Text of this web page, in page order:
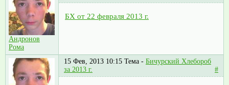
Андронов
Рома
БХ от 22 февраля 2013 г.
15 Фев, 2013 10:15 Тема - Бичурский Хлебороб
за 2013 г.
#